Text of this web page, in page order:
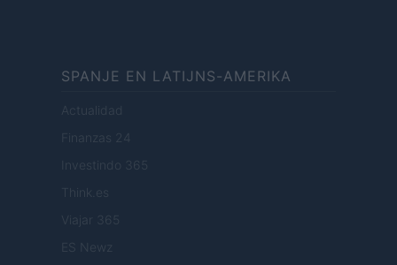
SPANJE EN LATIJNS-AMERIKA
Actualidad
Finanzas 24
Investindo 365
Think.es
Viajar 365
ES Newz